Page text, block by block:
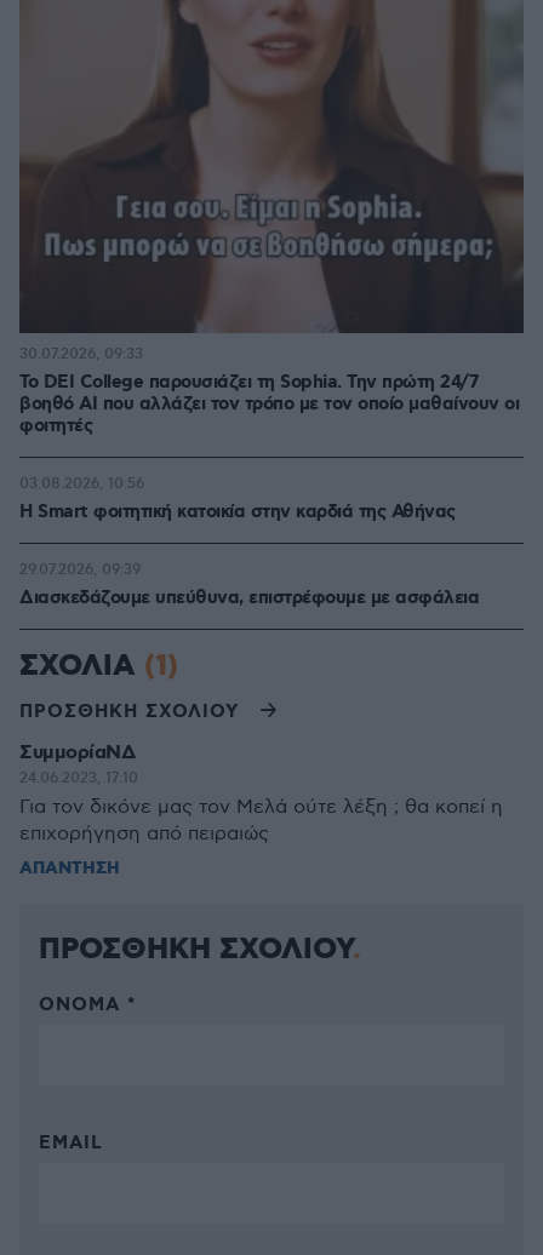
Το DEI College παρουσιάζει τη Sophia. Την πρώτη 24/7
βοηθό AI που αλλάζει τον τρόπο με τον οποίο μαθαίνουν οι
φοιτητές
30.07.2026, 09:33
Η Smart φοιτητική κατοικία στην καρδιά της Αθήνας
03.08.2026, 10:56
Διασκεδάζουμε υπεύθυνα, επιστρέφουμε με ασφάλεια
29.07.2026, 09:39
ΣΧΟΛΙΑ (1)
ΠΡΟΣΘΗΚΗ ΣΧΟΛΙΟΥ
ΣυμμορίαΝΔ
24.06.2023, 17:10
Για τον δικόνε μας τον Μελά ούτε λέξη ; θα κοπεί η
επιχορήγηση από πειραιώς
ΑΠΑΝΤΗΣΗ
ΠΡΟΣΘΗΚΗ ΣΧΟΛΙΟΥ
ΌΝΟΜΑ *
EMAIL